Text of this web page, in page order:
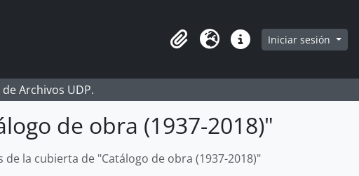
Portapapeles
Idioma Enlaces rápidos
Iniciar sesión
Archivos UDP.
de obra (1937-2018)"
de la cubierta de "Catálogo de obra (1937-2018)"